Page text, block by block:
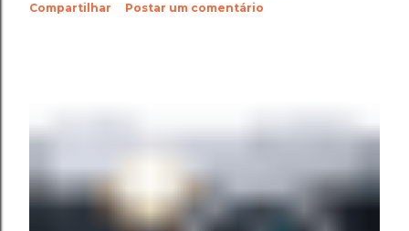
Compartilhar Postar um comentário